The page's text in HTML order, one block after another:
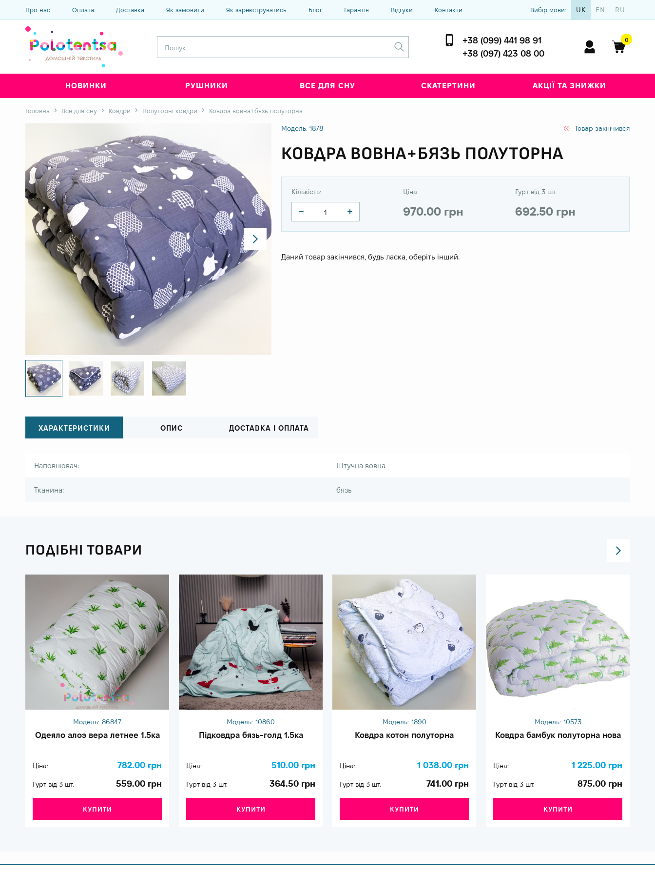
Про нас Оплата Доставка Як замовити Як зареєструватись Блог Гарантія Відгуки Контакти Вибір мови: UK EN RU
+38 (099) 441 98 91
+38 (097) 423 08 00
0
НОВИНКИ РУШНИКИ ВСЕ ДЛЯ СНУ СКАТЕРТИНИ АКЦІЇ ТА ЗНИЖКИ
Головна Все для сну Ковдри Полуторні ковдри Ковдра вовна+бязь полуторна
Модель: 1878 Товар закінчився
КОВДРА ВОВНА+БЯЗЬ ПОЛУТОРНА
Кількість: Ціна
970.00 грн
Гурт від 3 шт.
692.50 грн
Даний товар закінчився, будь ласка, оберіть інший.
ХАРАКТЕРИСТИКИ ОПИС ДОСТАВКА І ОПЛАТА
Наповнювач: Штучна вовна
Тканина: бязь
ПОДІБНІ ТОВАРИ
Модель: 86847
Одеяло алоэ вера летнее 1.5ка
Ціна: 782.00 грн
Гурт від 3 шт. 559.00 грн
КУПИТИ
Модель: 10860
Підковдра бязь-голд 1.5ка
Ціна: 510.00 грн
Гурт від 3 шт. 364.50 грн
КУПИТИ
Модель: 1890
Ковдра котон полуторна
Ціна: 1 038.00 грн
Гурт від 3 шт. 741.00 грн
КУПИТИ
Модель: 10573
Ковдра бамбук полуторна нова
Ціна: 1 225.00 грн
Гурт від 3 шт. 875.00 грн
КУПИТИ